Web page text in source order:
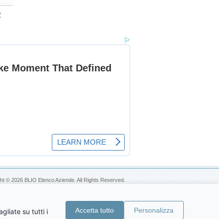
© 2026 BLIO Elenco Aziende. All Rights Reserved.
su tutti i Accetta tutto Personalizza